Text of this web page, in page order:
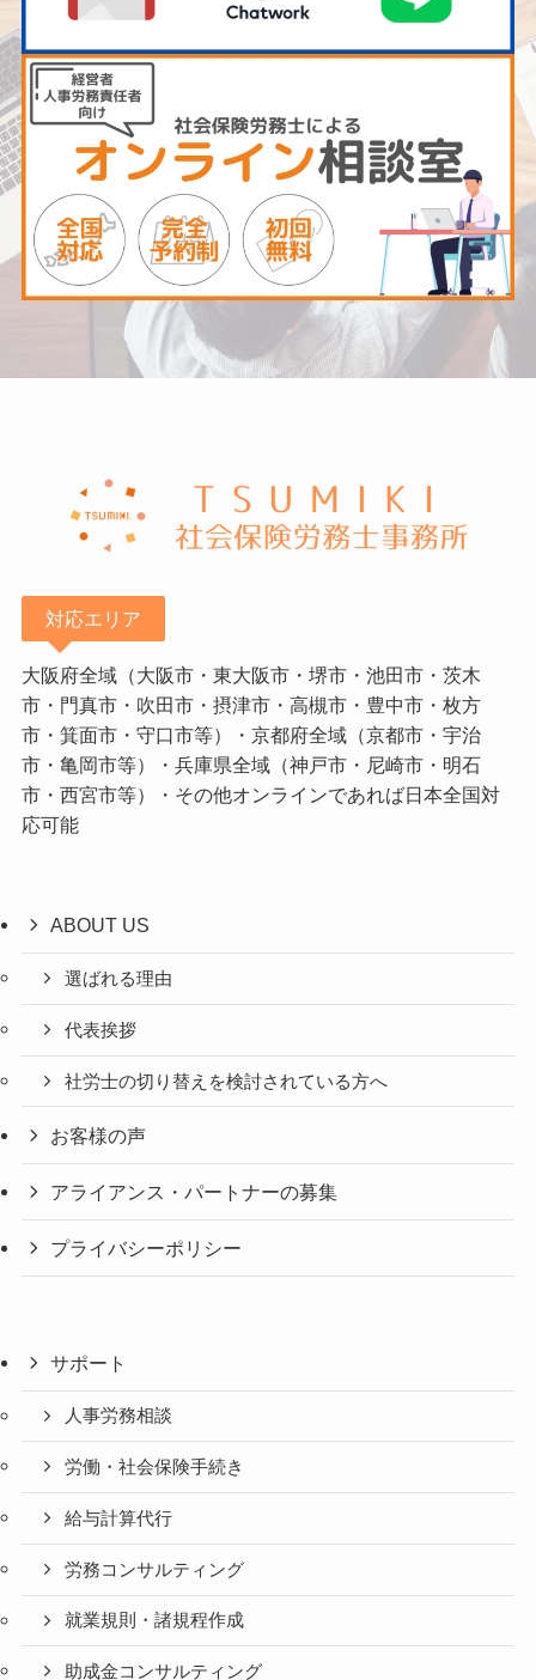
対応エリア
大阪府全域（大阪市・東大阪市・堺市・池田市・茨木
市・門真市・吹田市・摂津市・高槻市・豊中市・枚方
市・箕面市・守口市等）・京都府全域（京都市・宇治
市・亀岡市等）・兵庫県全域（神戸市・尼崎市・明石
市・西宮市等）・その他オンラインであれば日本全国対
応可能
ABOUT US
選ばれる理由
代表挨拶
社労士の切り替えを検討されている方へ
お客様の声
アライアンス・パートナーの募集
プライバシーポリシー
サポート
人事労務相談
労働・社会保険手続き
給与計算代行
労務コンサルティング
就業規則・諸規程作成
助成金コンサルティング